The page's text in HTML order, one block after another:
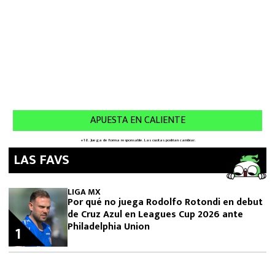
LAS FAVS
LIGA MX
Por qué no juega Rodolfo Rotondi en debut
de Cruz Azul en Leagues Cup 2026 ante
Philadelphia Union
1